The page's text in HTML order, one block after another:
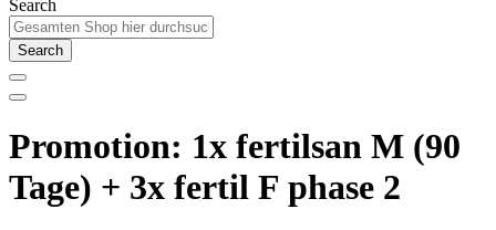
Search
Search
Promotion: 1x fertilsan M (90
Tage) + 3x fertil F phase 2